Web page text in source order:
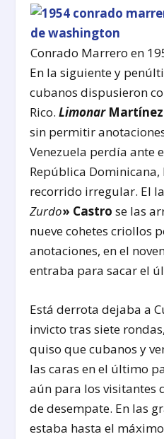
Conrado Marrero en
En la siguiente y
cubanos dispusieron
Rico.Limonar Martínez
sin permitir
Venezuela perdía ante
República Dominicana,
recorrido irregular. El
Zurdo» Castro se las
nueve cohetes criollos
anotaciones, en el
entraba para sacar el
Está derrota dejaba a
invicto tras siete
quiso que cubanos y
las caras en el último
aún para los visitantes
de desempate. En las
estaba hasta el